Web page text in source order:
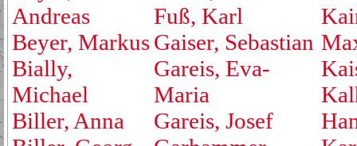
Andreas
Beyer, Markus
Bially,
Michael
Biller, Anna
Fuß, Karl
Gaiser, Sebastian
Gareis, Eva-
Maria
Gareis, Josef